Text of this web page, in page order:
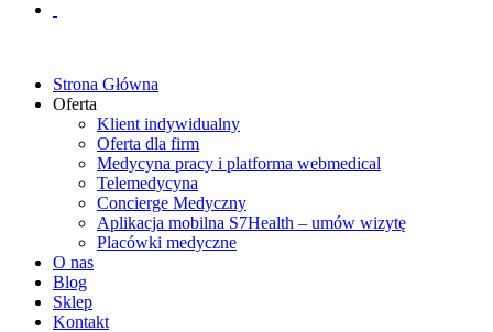
Strona Główna
Oferta
Klient indywidualny
Oferta dla firm
Medycyna pracy i platforma webmedical
Telemedycyna
Concierge Medyczny
Aplikacja mobilna S7Health – umów wizytę
Placówki medyczne
O nas
Blog
Sklep
Kontakt